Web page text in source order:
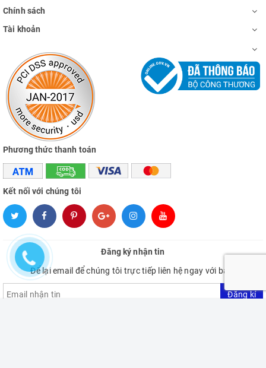
Chính sách
Tài khoản
Phương thức thanh toán
Kết nối với chúng tôi
Đăng ký nhận tin
Để lại email để chúng tôi trực tiếp liên hệ ngay với bạn.
Đăng kí